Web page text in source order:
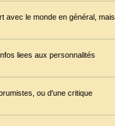
avec le monde en général, mais
liees aux personnalités
ou d'une critique